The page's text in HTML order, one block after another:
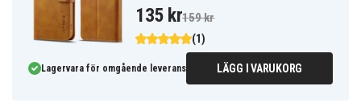
(1)
135 kr159 kr
Lagervara för omgående leverans LÄGG I VARUKORG